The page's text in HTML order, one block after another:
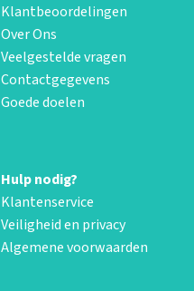
Klantbeoordelingen
Over Ons
Veelgestelde vragen
Contactgegevens
Goede doelen
Hulp nodig?
Klantenservice
Veiligheid en privacy
Algemene voorwaarden